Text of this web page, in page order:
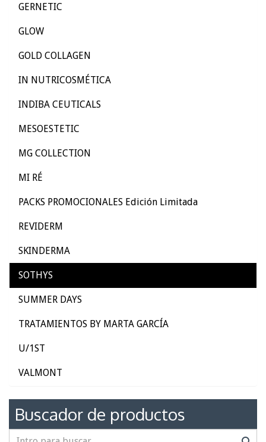
GERNETIC
GLOW
GOLD COLLAGEN
IN NUTRICOSMÉTICA
INDIBA CEUTICALS
MESOESTETIC
MG COLLECTION
MI RÉ
PACKS PROMOCIONALES Edición Limitada
REVIDERM
SKINDERMA
SOTHYS
SUMMER DAYS
TRATAMIENTOS BY MARTA GARCÍA
U/1ST
VALMONT
Buscador de productos